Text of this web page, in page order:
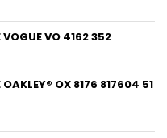
VOGUE VO 4162 352
OX 8176 817604 51